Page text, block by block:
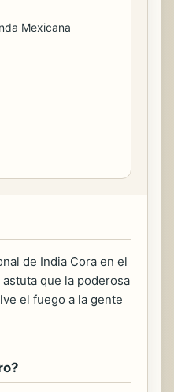
Mexicana
de India Cora en el
que la poderosa
el fuego a la gente